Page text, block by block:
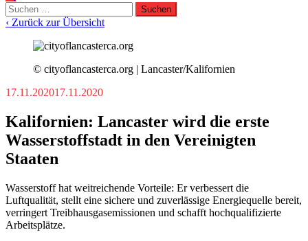
Suchen
nach:
‹ Zurück zur Übersicht
© cityoflancasterca.org | Lancaster/Kalifornien
17.11.202017.11.2020
Kalifornien: Lancaster wird die erste
Wasserstoffstadt in den Vereinigten
Staaten
Wasserstoff hat weitreichende Vorteile: Er verbessert die
Luftqualität, stellt eine sichere und zuverlässige Energiequelle bereit,
verringert Treibhausgasemissionen und schafft hochqualifizierte
Arbeitsplätze.